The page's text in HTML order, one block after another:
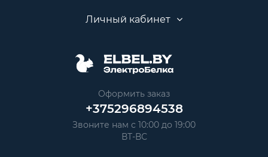
Личный кабинет
Оформить заказ
+375296894538
Звоните нам с 10:00 до 19:00
ВТ-ВС